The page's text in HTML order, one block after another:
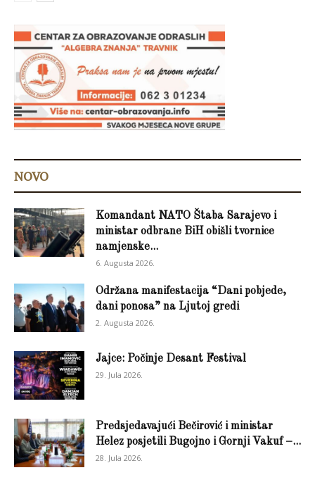
NOVO
Komandant NATO Štaba Sarajevo i
ministar odbrane BiH obišli tvornice
namjenske...
6. Augusta 2026.
Održana manifestacija “Dani pobjede,
dani ponosa” na Ljutoj gredi
2. Augusta 2026.
Jajce: Počinje Desant Festival
29. Jula 2026.
Predsjedavajući Bečirović i ministar
Helez posjetili Bugojno i Gornji Vakuf –...
28. Jula 2026.